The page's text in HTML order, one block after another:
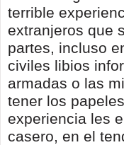
terrible
extranjeros que
partes, incluso
civiles libios
armadas o las
tener los
experiencia les
casero, en el